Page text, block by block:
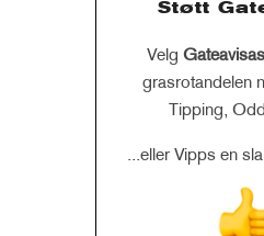
Støtt
Velg
grasrotandelen
Tipping,
...eller Vipps en